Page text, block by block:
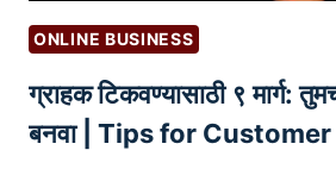
ळ
वा
य
ची
ONLINE BUSINESS
ग्राहक टिकवण्यासाठी ९ मार्ग:
बनवा | Tips for